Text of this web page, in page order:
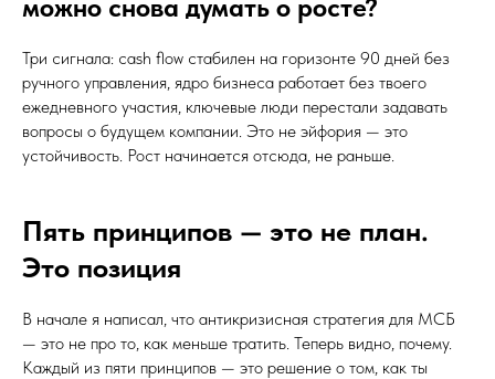
можно снова думать о росте?
Три сигнала: cash flow стабилен на горизонте 90 дней без
ручного управления, ядро бизнеса работает без твоего
ежедневного участия, ключевые люди перестали задавать
вопросы о будущем компании. Это не эйфория — это
устойчивость. Рост начинается отсюда, не раньше.
Пять принципов — это не план.
Это позиция
В начале я написал, что антикризисная стратегия для МСБ
— это не про то, как меньше тратить. Теперь видно, почему.
Каждый из пяти принципов — это решение о том, как ты